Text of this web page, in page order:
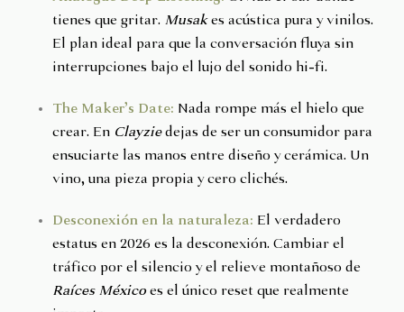
tienes que gritar. Musak es acústica pura y vinilos.
El plan ideal para que la conversación fluya sin
interrupciones bajo el lujo del sonido hi-fi.
The Maker’s Date: Nada rompe más el hielo que
crear. En Clayzie dejas de ser un consumidor para
ensuciarte las manos entre diseño y cerámica. Un
vino, una pieza propia y cero clichés.
Desconexión en la naturaleza: El verdadero
estatus en 2026 es la desconexión. Cambiar el
tráfico por el silencio y el relieve montañoso de
Raíces Méxicoes el único reset que realmente